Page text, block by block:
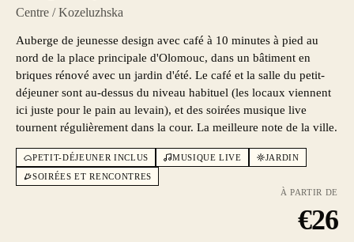
Centre / Kozeluzhska
Auberge de jeunesse design avec café à 10 minutes à pied au
nord de la place principale d'Olomouc, dans un bâtiment en
briques rénové avec un jardin d'été. Le café et la salle du petit-
déjeuner sont au-dessus du niveau habituel (les locaux viennent
ici juste pour le pain au levain), et des soirées musique live
tournent régulièrement dans la cour. La meilleure note de la ville.
PETIT-DÉJEUNER INCLUS MUSIQUE LIVE
JARDIN
SOIRÉES ET RENCONTRES
À PARTIR DE
€26